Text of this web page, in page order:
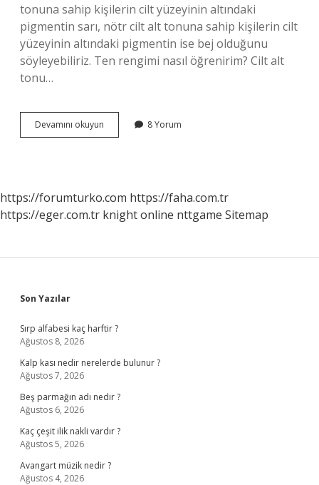
tonuna sahip kişilerin cilt yüzeyinin altındaki
pigmentin sarı, nötr cilt alt tonuna sahip kişilerin cilt
yüzeyinin altındaki pigmentin ise bej olduğunu
söyleyebiliriz. Ten rengimi nasıl öğrenirim? Cilt alt
tonu…
Devamını okuyun
Cilt
8 Yorum
https://forumturko.com https://faha.com.tr
https://eger.com.tr knight online nttgame Sitemap
Sidebar
Son Yazılar
Sırp alfabesi kaç harftir ?
Ağustos 8, 2026
Kalp kası nedir nerelerde bulunur ?
Ağustos 7, 2026
Beş parmağın adı nedir ?
Ağustos 6, 2026
Kaç çeşit ilik nakli vardır ?
Ağustos 5, 2026
Avangart müzik nedir ?
Ağustos 4, 2026